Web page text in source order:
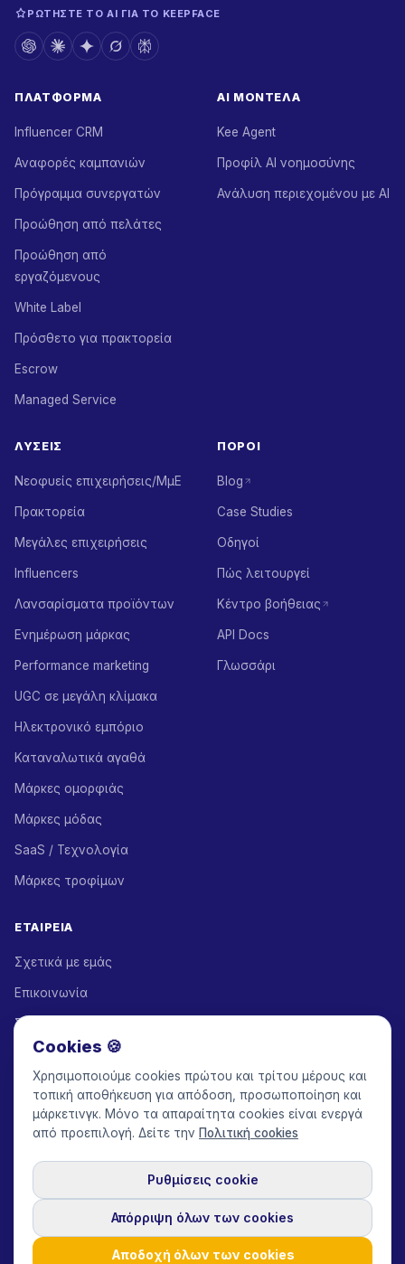
ΡΩΤΉΣΤΕ ΤΟ AI ΓΙΑ ΤΟ KEEPFACE
ΠΛΑΤΦΌΡΜΑ
Influencer CRM
Αναφορές καμπανιών
Πρόγραμμα συνεργατών
Προώθηση από πελάτες
Προώθηση από
εργαζόμενους
White Label
Πρόσθετο για πρακτορεία
Escrow
Managed Service
AI ΜΟΝΤΈΛΑ
Kee Agent
Προφίλ AI νοημοσύνης
Ανάλυση περιεχομένου με AI
ΛΎΣΕΙΣ
Νεοφυείς επιχειρήσεις/ΜμΕ
Πρακτορεία
Μεγάλες επιχειρήσεις
Influencers
Λανσαρίσματα προϊόντων
Ενημέρωση μάρκας
Performance marketing
UGC σε μεγάλη κλίμακα
Ηλεκτρονικό εμπόριο
Καταναλωτικά αγαθά
Μάρκες ομορφιάς
Μάρκες μόδας
SaaS / Τεχνολογία
Μάρκες τροφίμων
ΠΌΡΟΙ
Blog
Case Studies
Οδηγοί
Πώς λειτουργεί
Κέντρο βοήθειας
API Docs
Γλωσσάρι
ΕΤΑΙΡΕΊΑ
Σχετικά με εμάς
Επικοινωνία
Συνεργάτες λύσεων
Πρόγραμμα συνεργατών
Τιμές
Keepface for AI
© 2017-2026 Keepface Global, Inc.
Πολιτική Απορρήτου
Συμφωνία Χρήστη Πολιτική GDPR
Ρυθμίσεις cookie
USD
Cookies 🍪
Χρησιμοποιούμε cookies πρώτου και τρίτου μέρους και
τοπική αποθήκευση για απόδοση, προσωποποίηση και
μάρκετινγκ. Μόνο τα απαραίτητα cookies είναι ενεργά
από προεπιλογή. Δείτε την Πολιτική cookies
Ρυθμίσεις cookie
Απόρριψη όλων των cookies
Αποδοχή όλων των cookies